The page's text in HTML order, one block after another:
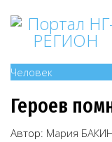
Человек
Героев
Автор: Мария